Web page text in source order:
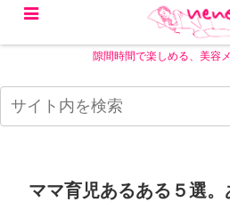
隙間時間で楽しめる、美容
ママ育児あるある５選